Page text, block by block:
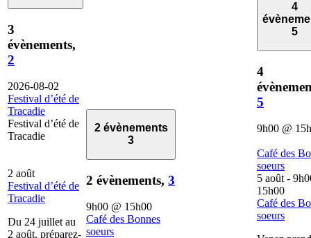
3
évènements,
2
2026-08-02
Festival d’été de
Tracadie
Festival d’été de
Tracadie
2 août
Festival d’été de
Tracadie
Du 24 juillet au
2 août, préparez-
2 évènements
3
2 évènements, 3
9h00 @ 15h00
Café des Bonnes
soeurs
4
5
4
5
9h00 @
Café des
soeurs
5 août -
15h00
Café des
soeurs